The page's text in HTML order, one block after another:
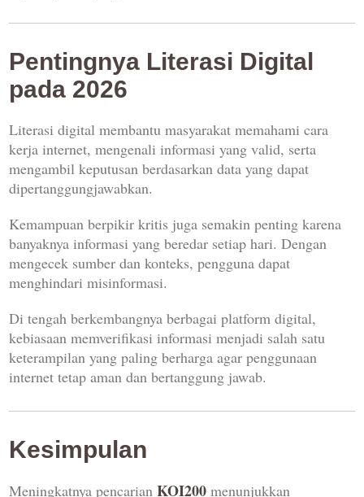
Pentingnya Literasi Digital
pada 2026
Literasi digital membantu masyarakat memahami cara
kerja internet, mengenali informasi yang valid, serta
mengambil keputusan berdasarkan data yang dapat
dipertanggungjawabkan.
Kemampuan berpikir kritis juga semakin penting karena
banyaknya informasi yang beredar setiap hari. Dengan
mengecek sumber dan konteks, pengguna dapat
menghindari misinformasi.
Di tengah berkembangnya berbagai platform digital,
kebiasaan memverifikasi informasi menjadi salah satu
keterampilan yang paling berharga agar penggunaan
internet tetap aman dan bertanggung jawab.
Kesimpulan
Meningkatnya pencarianKOI200 menunjukkan